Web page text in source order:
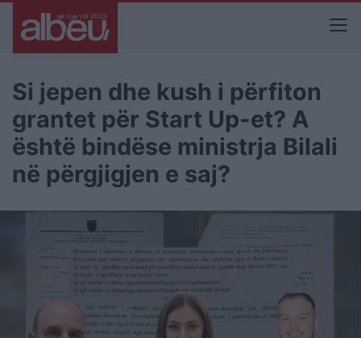
Si jepen dhe kush i përfiton
grantet për Start Up-et? A
është bindëse ministrja Bilali
në përgjigjen e saj?